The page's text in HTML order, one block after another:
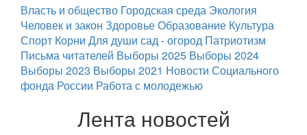
Власть и общество Городская среда Экология
Человек и закон ЗдоровьеОбразование Культура
Спорт Корни Для души сад - огород Патриотизм
Письма читателей Выборы 2025 Выборы 2024
Выборы 2023 Выборы 2021 Новости Социального
фонда России Работа с молодежью
Лента новостей